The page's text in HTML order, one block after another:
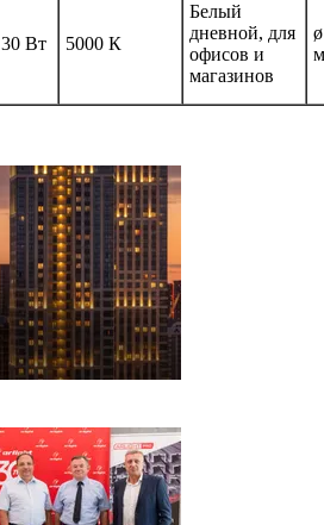
30 Вт 5000 К
Белый
дневной, для
офисов и
магазинов